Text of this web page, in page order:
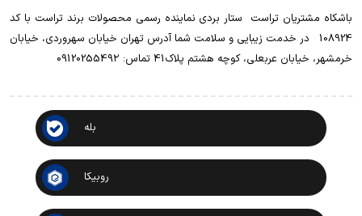
باشکاه مشتریان تراست ‌ ‌ستار بردی نماینده رسمی محصولات برند تراست با کد
108924 ‌ ‌ در خدمت زیبایی و سلامت شما آدرس تهران خیابان سهروردی، خیابان
خرمشهر، خیابان عربعلی، کوچه هشتم پلاک41 تماس: 0912025549۲
بله
روبیکا